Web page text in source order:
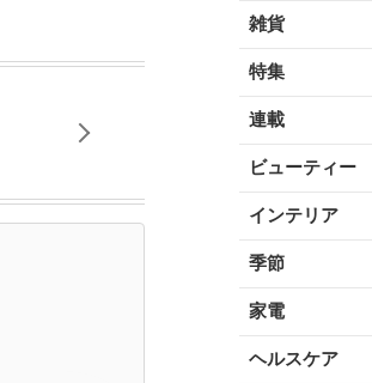
雑貨
特集
連載
ビューティー
インテリア
季節
家電
ヘルスケア